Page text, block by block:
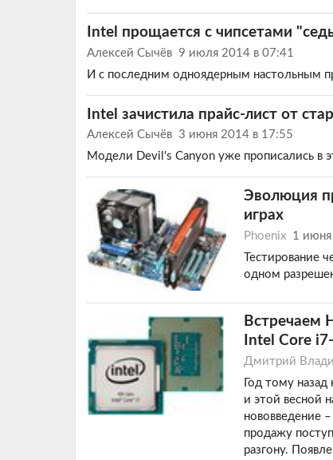
Intel прощается с чипсетами
Алексей Сычёв 9 июля 2014 в 07:41
И с последним одноядерным настольным
Intel зачистила прайс-лист от
Алексей Сычёв 3 июня 2014 в 17:55
Модели Devil's Canyon уже прописались в
Эволюция
играх
Phoenix
1
Тестирование
одном
Встречаем
Intel Core
Дмитрий
Год тому
и этой весной
нововведение
продажу
разгону.